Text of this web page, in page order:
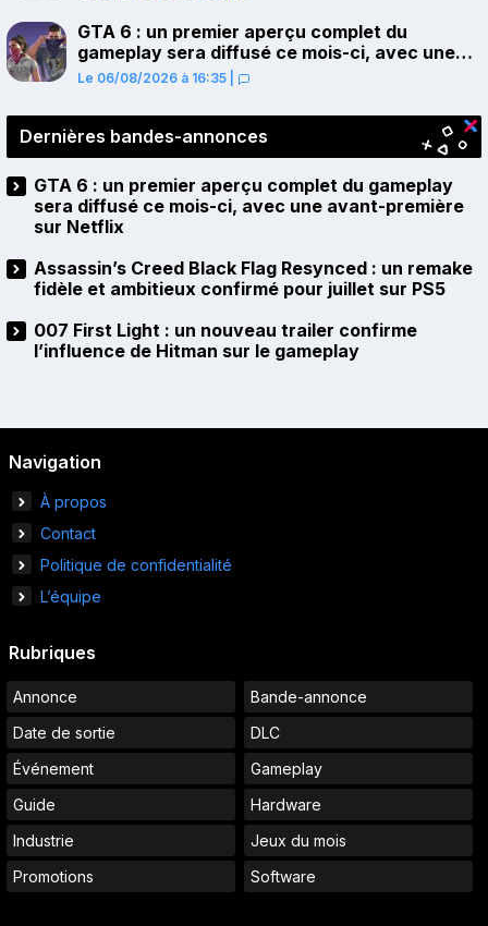
GTA 6 : un premier aperçu complet du
gameplay sera diffusé ce mois-ci, avec une
avant-première sur Netflix
Le 06/08/2026 à 16:35
Dernières bandes-annonces
GTA 6 : un premier aperçu complet du gameplay
sera diffusé ce mois-ci, avec une avant-première
sur Netflix
Assassin’s Creed Black Flag Resynced : un remake
fidèle et ambitieux confirmé pour juillet sur PS5
007 First Light : un nouveau trailer confirme
l’influence de Hitman sur le gameplay
Navigation
À propos
Contact
Politique de confidentialité
L’équipe
Rubriques
Annonce
Bande-annonce
Date de sortie
DLC
Événement
Gameplay
Guide
Hardware
Industrie
Jeux du mois
Promotions
Software